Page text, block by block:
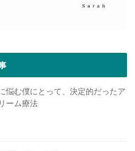
悩む僕にとって、決定的だったア
ーム療法